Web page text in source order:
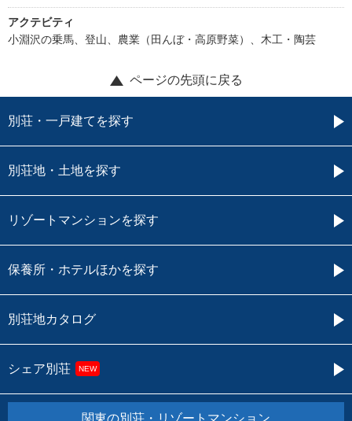
アクテビティ
小淵沢の乗馬、登山、農業（田んぼ・高原野菜）、木工・陶芸
ページの先頭に戻る
別荘・一戸建てを探す
別荘地・土地を探す
リゾートマンションを探す
保養所・ホテルほかを探す
別荘地カタログ
シェア別荘 NEW
関東の別荘・リゾートマンション